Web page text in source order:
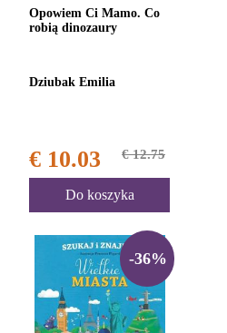
Opowiem Ci Mamo. Co
robią dinozaury
Dziubak Emilia
€ 10.03 € 12.75
Do koszyka
-36%